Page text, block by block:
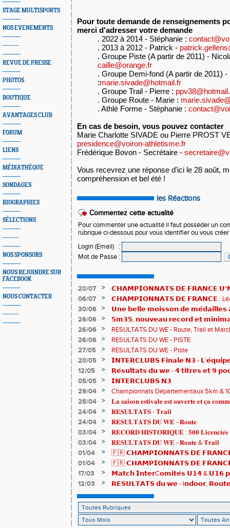
STAGE MULTISPORTS
NOS EVENEMENTS
--------
REVUE DE PRESSE
PHOTOS
BOUTIQUE
AVANTAGES CLUB
FORUM
LIENS
MÉDIATHÈQUE
SONDAGES
BIOGRAPHIES
SÉLECTIONS
--------
NOS SPONSORS
NOUS REJOINDRE SUR
FACEBOOK
NOUS CONTACTER
--------
Pour toute demande de renseignements
merci d'adresser votre demande
. 2022 à 2014 - Stéphanie :
. 2013 à 2012 - Patrick -
. Groupe Piste (A partir de 2011) -
caille@orange.fr
. Groupe Demi-fond (A partir de 2011) -
:marie.sivade@hotmail.fr
. Groupe Trail - Pierre :
. Groupe Route - Marie :
. Athlé Forme - Stéphanie :
En cas de besoin, vous pouvez contacter
Marie Charlotte SIVADE ou Pierre PROST
presidence@voiron-athletisme.fr
Frédérique Bovon - Secrétaire -
Vous recevrez une réponse d'ici le 28 août,
compréhension et bel été !
les Réactions
Commentez cette actualité
Pour commenter une actualité il faut posséder un
rubrique ci-dessous pour vous identifier ou vous
Login (Email)
:
Mot de Passe :
20/07 >
𝗖𝗛𝗔𝗠𝗣𝗜𝗢𝗡𝗡𝗔𝗧𝗦 𝗗𝗘 𝗙𝗥𝗔𝗡𝗖𝗘
𝗵𝗶𝘀𝘁𝗼𝗿𝗶𝗾𝘂𝗲𝘀 !
06/07 >
𝗖𝗛𝗔𝗠𝗣𝗜𝗢𝗡𝗡𝗔𝗧𝗦 𝗗𝗘 𝗙𝗥𝗔𝗡𝗖𝗘 : Léane
83è !
30/06 >
𝗨𝗻𝗲 𝗯𝗲𝗹𝗹𝗲 𝗺𝗼𝗶𝘀𝘀𝗼𝗻 𝗱𝗲
𝗔𝗨𝗥𝗔 !
26/06 >
𝟱𝗺𝟯𝟱, 𝗻𝗼𝘂𝘃𝗲𝗮𝘂 𝗿𝗲𝗰𝗼𝗿𝗱 𝗲𝘁
𝗖𝗵𝗮𝗺𝗽𝗶𝗼𝗻𝗻𝗮𝘁𝘀 𝗱𝘂 𝗠𝗼𝗻𝗱𝗲 𝗨𝟮𝟬
26/06 >
RESULTATS DU WE - Route, Trail et
26/06
>
RESULTATS DU WE - PISTE
27/05
>
RESULTATS DU WE - Piste
20/05
>
𝗜𝗡𝗧𝗘𝗥𝗖𝗟𝗨𝗕𝗦 𝗙𝗶𝗻𝗮𝗹𝗲 𝗡𝟯 -
𝟯𝟮𝟰𝟮𝟳𝗽𝘁𝘀
12/05 >
𝗥𝗲́𝘀𝘂𝗹𝘁𝗮𝘁𝘀 𝗱𝘂 𝘄𝗲 - 𝟰 𝘁𝗶𝘁𝗿𝗲𝘀 𝗲𝘁 𝟵
05/05
>
𝗜𝗡𝗧𝗘𝗥𝗖𝗟𝗨𝗕𝗦 𝗡𝟯
29/04
>
Championnats Départementaux 5km &
de bronze et un max de plaisir pour tous !
28/04 >
𝐋𝐚 𝐬𝐚𝐢𝐬𝐨𝐧 𝐞𝐬𝐭𝐢𝐯𝐚𝐥𝐞 𝐞𝐬𝐭 𝐨𝐮𝐯𝐞𝐫𝐭𝐞 𝐞𝐭 𝐜̧𝐚
24/04
>
𝐑𝐄𝐒𝐔𝐋𝐓𝐀𝐓𝐒 - 𝐓𝐫𝐚𝐢𝐥
24/04
>
𝐑𝐄𝐒𝐔𝐋𝐓𝐀𝐓𝐒 𝐃𝐔 𝐖𝐄 - 𝐑𝐨𝐮𝐭𝐞
03/04
>
𝐑𝐄𝐂𝐎𝐑𝐃 𝐇𝐈𝐒𝐓𝐎𝐑𝐈𝐐𝐔𝐄 : 𝟓𝟎𝟎 𝐋𝐢𝐜𝐞𝐧𝐜𝐢𝐞́𝐬
03/04
>
𝐑𝐄𝐒𝐔𝐋𝐓𝐀𝐓𝐒 𝐃𝐔 𝐖𝐄 - 𝐑𝐨𝐮𝐭𝐞 & 𝐓𝐫𝐚𝐢𝐥
01/04
>
🇫🇷 𝗖𝗛𝗔𝗠𝗣𝗜𝗢𝗡𝗡𝗔𝗧𝗦 𝗗𝗘 𝗙𝗥𝗔𝗡𝗖𝗘
résultats
01/04 >
🇫🇷 𝗖𝗛𝗔𝗠𝗣𝗜𝗢𝗡𝗡𝗔𝗧𝗦 𝗗𝗘 𝗙𝗥𝗔𝗡𝗖𝗘
𝒕𝒓𝒂𝒊𝒍𝒆𝒖𝒓𝒔 𝒓𝒂𝒎𝒆̀𝒏𝒆𝒏𝒕 4 𝒎𝒆́𝒅𝒂𝒊𝒍𝒍𝒆𝒔 !
17/03 >
𝗠𝗮𝘁𝗰𝗵 𝗜𝗻𝘁𝗲𝗿C𝗼𝗺𝗶𝘁𝗲́𝘀 𝗨𝟭𝟰 & 𝗨𝟭𝟲
𝗟𝗼𝘂𝗸𝗮 𝗲𝘁 𝗥𝗼𝗺𝗮𝗻 !
12/03 > 𝗥𝗘𝗦𝗨𝗟𝗧𝗔𝗧𝗦 𝗱𝘂 𝘄𝗲 - I𝗻𝗱𝗼𝗼𝗿, 𝗥𝗼𝘂𝘁𝗲